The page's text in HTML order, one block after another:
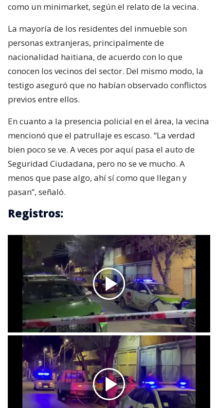
como un minimarket, según el relato de la vecina.
La mayoría de los residentes del inmueble son
personas extranjeras, principalmente de
nacionalidad haitiana, de acuerdo con lo que
conocen los vecinos del sector. Del mismo modo, la
testigo aseguró que no habían observado conflictos
previos entre ellos.
En cuanto a la presencia policial en el área, la vecina
mencionó que el patrullaje es escaso. “La verdad
bien poco se ve. A veces por aquí pasa el auto de
Seguridad Ciudadana, pero no se ve mucho. A
menos que pase algo, ahí sí como que llegan y
pasan”, señaló.
Registros: